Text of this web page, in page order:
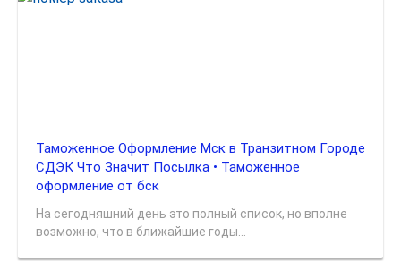
Таможенное Оформление Мск в Транзитном Городе
СДЭК Что Значит Посылка • Таможенное
оформление от бск
На сегодняшний день это полный список, но вполне
возможно, что в ближайшие годы...